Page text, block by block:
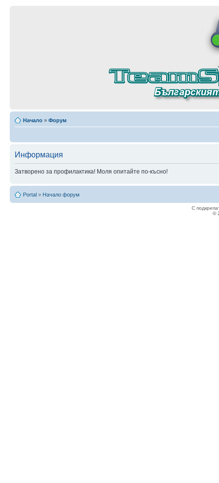
Начало » Форум
Информация
Затворено за профилактика! Моля опитайте по-късно!
Portal » Начало форум
С
©